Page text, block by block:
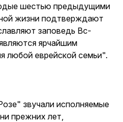
шестью предыдущими
жизни подтверждают
заповедь Вс-
ярчайшим
любой еврейской семьи".
звучали исполняемые
прежних лет,